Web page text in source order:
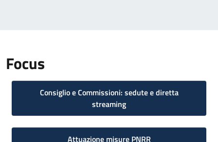
Focus
Consiglio e Commissioni: sedute e diretta
streaming
Attuazione misure PNRR